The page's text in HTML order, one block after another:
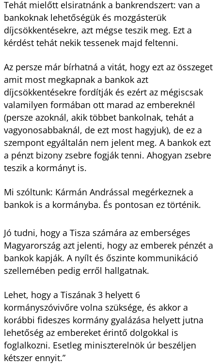
Tehát mielőtt elsiratnánk a bankrendszert: van a
bankoknak lehetőségük és mozgásterük
díjcsökkentésekre, azt mégse teszik meg. Ezt a
kérdést tehát nekik tessenek majd feltenni.
Az persze már bírhatná a vitát, hogy ezt az összeget
amit most megkapnak a bankok azt
díjcsökkentésekre fordítják és ezért az mégiscsak
valamilyen formában ott marad az embereknél
(persze azoknál, akik többet bankolnak, tehát a
vagyonosabbaknál, de ezt most hagyjuk), de ez a
szempont egyáltalán nem jelent meg. A bankok ezt
a pénzt bizony zsebre fogják tenni. Ahogyan zsebre
teszik a kormányt is.
Mi szóltunk: Kármán Andrással megérkeznek a
bankok is a kormányba. És pontosan ez történik.
Jó tudni, hogy a Tisza számára az emberséges
Magyarország azt jelenti, hogy az emberek pénzét a
bankok kapják. A nyílt és őszinte kommunikáció
szellemében pedig erről hallgatnak.
Lehet, hogy a Tiszának 3 helyett 6
kormányszóvivőre volna szüksége, és akkor a
korábbi fideszes kormány gyalázása helyett jutna
lehetőség az embereket érintő dolgokkal is
foglalkozni. Esetleg miniszterelnök úr beszéljen
kétszer ennyit.”